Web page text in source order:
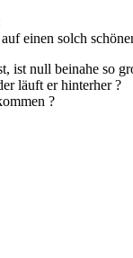
einen solch
ist null beinahe so
läuft er hinterher ?
?